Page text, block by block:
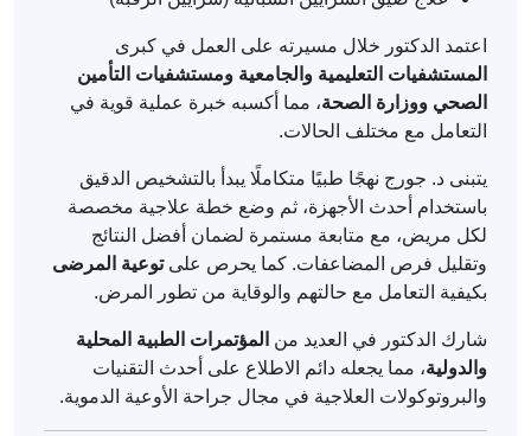
اعتمد الدكتور خلال مسيرته على العمل في كبرى
المستشفيات التعليمية والجامعية ومستشفيات التأمين
الصحي ووزارة الصحة، مما أكسبه خبرة عملية قوية في
التعامل مع مختلف الحالات.
يتبنى د. جورج نهجًا طبيًا متكاملًا يبدأ بالتشخيص الدقيق
باستخدام أحدث الأجهزة، ثم وضع خطة علاجية مخصصة
لكل مريض، مع متابعة مستمرة لضمان أفضل النتائج
وتقليل فرص المضاعفات. كما يحرص علىتوعية المرضى
بكيفية التعامل مع حالتهم والوقاية من تطور المرض.
شارك الدكتور في العديد من المؤتمرات الطبية المحلية
والدولية، مما يجعله دائم الاطلاع على أحدث التقنيات
والبروتوكولات العلاجية في مجال جراحة الأوعية الدموية.